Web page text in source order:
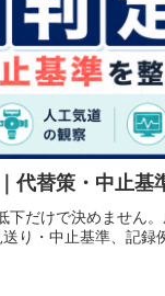
代替策・中止基
下だけで決めません
り・中止基準、記録